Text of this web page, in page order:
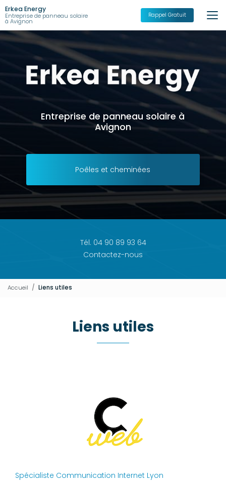
Aller
au
contenu
principal
Erkea Energy
Entreprise de panneau solaire
à Avignon
Rappel Gratuit
Entreprise de panneau solaire à
Avignon
Poêles et cheminées
Tél. 04 90 89 93 64
Contactez-nous
Accueil Liens utiles
Liens utiles
Spécialiste Communication Internet Lyon